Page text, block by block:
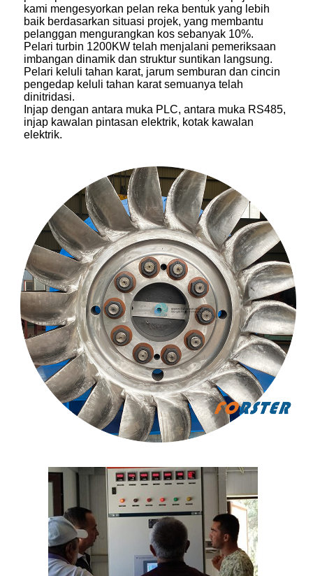
kami mengesyorkan pelan reka bentuk yang lebih
baik berdasarkan situasi projek, yang membantu
pelanggan mengurangkan kos sebanyak 10%.
Pelari turbin 1200KW telah menjalani pemeriksaan
imbangan dinamik dan struktur suntikan langsung.
Pelari keluli tahan karat, jarum semburan dan cincin
pengedap keluli tahan karat semuanya telah
dinitridasi.
Injap dengan antara muka PLC, antara muka RS485,
injap kawalan pintasan elektrik, kotak kawalan
elektrik.